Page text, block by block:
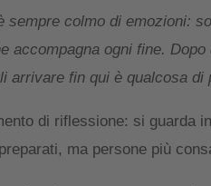
sempre colmo di emozioni:
accompagna ogni fine.
arrivare fin qui è qualcosa di
di riflessione: si guarda
ma persone più